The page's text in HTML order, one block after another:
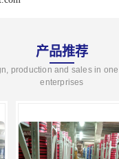
产品推荐
production and sales in
enterprises